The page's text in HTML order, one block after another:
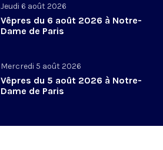
Jeudi 6 août 2026
Vêpres du 6 août 2026 à Notre-
Dame de Paris
Mercredi 5 août 2026
Vêpres du 5 août 2026 à Notre-
Dame de Paris